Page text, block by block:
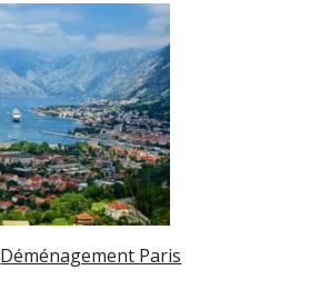
Déménagement Paris